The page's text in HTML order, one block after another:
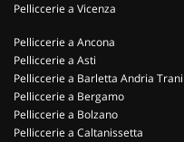
Pelliccerie a Vicenza
Pelliccerie a Ancona
Pelliccerie a Asti
Pelliccerie a Barletta Andria Trani
Pelliccerie a Bergamo
Pelliccerie a Bolzano
Pelliccerie a Caltanissetta